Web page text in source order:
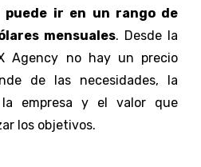
ir en un rango de
mensuales. Desde la
Agency no hay un precio
de las necesidades, la
empresa y el valor que
los objetivos.